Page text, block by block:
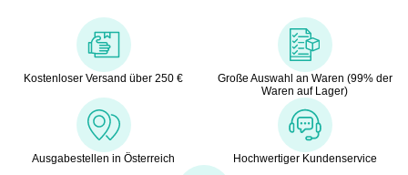
Kostenloser Versand über 250 €
Große Auswahl an Waren (99% der
Waren auf Lager)
Ausgabestellen in Österreich Hochwertiger Kundenservice